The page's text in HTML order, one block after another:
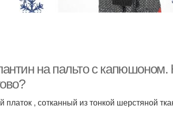
на пальто с капюшоном.
платок , сотканный из тонкой шерстяной